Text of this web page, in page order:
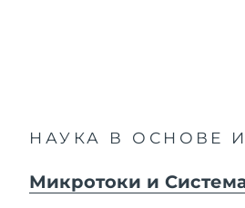
НАУКА В ОСНОВЕ
Микротоки и
Ирландия